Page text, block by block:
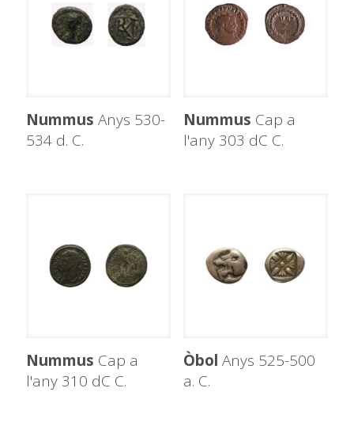
Nummus Anys 530-
534 d. C.
Nummus Cap a
l'any 303 dC C.
Nummus Cap a
l'any 310 dC C.
Òbol Anys 525-500
a. C.